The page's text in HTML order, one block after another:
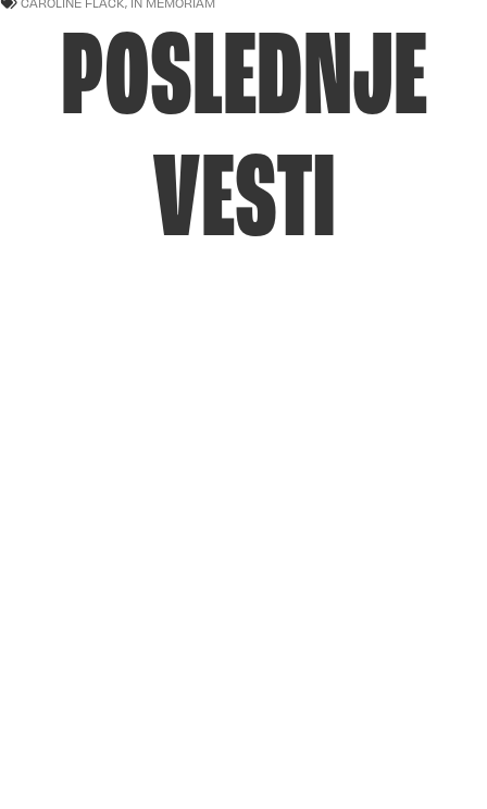
CAROLINE FLACK, IN MEMORIAM
POSLEDNJE
VESTI